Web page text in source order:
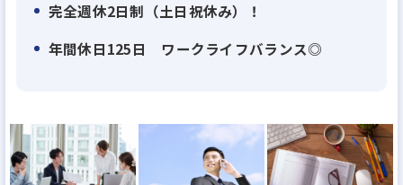
年の約850億円から2026年に1兆5,331億円に成長する
予測がされており、成長期待の高いマーケットの中
前向きで自ら主体的に行動し、会社の成長を楽しみ
ながら仕事ができる方を歓迎します。
完全週休2日制（土日祝休み）！
年間休日125日 ワークライフバランス◎